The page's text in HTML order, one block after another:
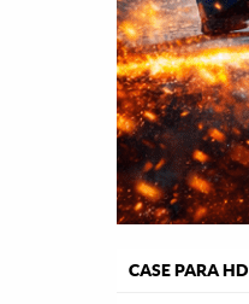
CASE PARA HD